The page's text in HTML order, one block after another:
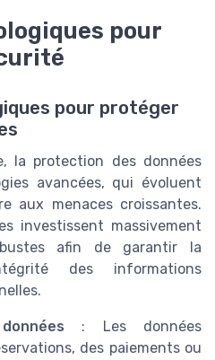
pour
pour protéger
la protection des données
avancées, qui évoluent
aux menaces croissantes.
investissent massivement
afin de garantir la
des informations
: Les données
des paiements ou